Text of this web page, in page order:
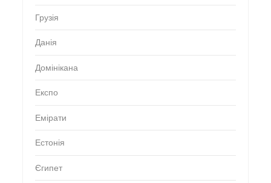
Грузія
Данія
Домінікана
Експо
Емірати
Естонія
Єгипет